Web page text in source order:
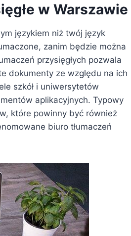
w Warszawie
językiem niż twój język
zanim będzie można
przysięgłych pozwala
dokumenty ze względu na ich
szkół i uniwersytetów
aplikacyjnych. Typowy
które powinny być również
biuro tłumaczeń